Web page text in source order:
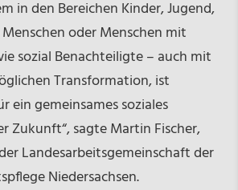
in den Bereichen Kinder, Jugend,
oder Menschen mit
sozial Benachteiligte – auch mit
Transformation, ist
ein gemeinsames soziales
Zukunft“, sagte Martin Fischer,
Landesarbeitsgemeinschaft der
Niedersachsen.